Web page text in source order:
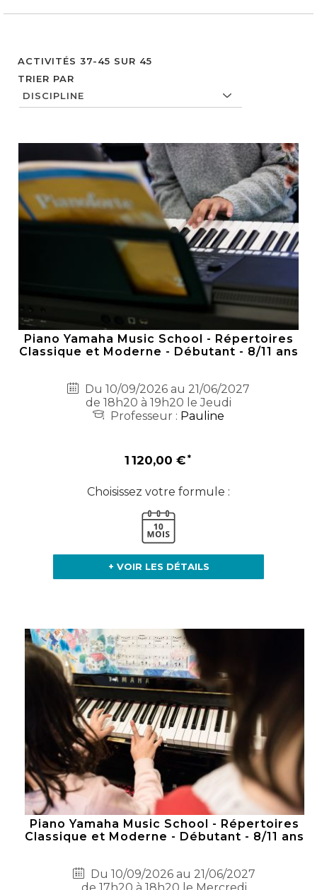
ACTIVITÉS 37-45 SUR 45
TRIER PAR
Piano Yamaha Music School - Répertoires
Classique et Moderne - Débutant - 8/11 ans
Du 10/09/2026 au 21/06/2027
de 18h20 à 19h20 le Jeudi
Professeur : Pauline
1 120,00 €
Choisissez votre formule :
+ VOIR LES DÉTAILS
Piano Yamaha Music School - Répertoires
Classique et Moderne - Débutant - 8/11 ans
Du 10/09/2026 au 21/06/2027